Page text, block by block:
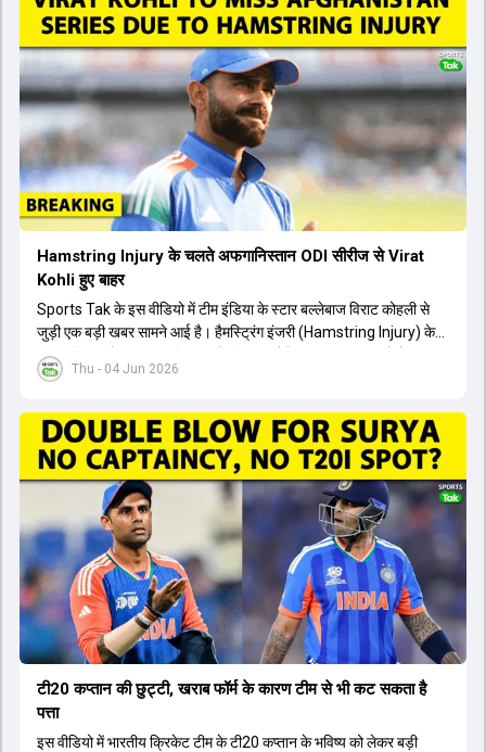
Thu - 04 Jun 2026
Hamstring Injury के चलते अफगानिस्तान ODI सीरीज से Virat
Kohli हुए बाहर
Sports Tak के इस वीडियो में टीम इंडिया के स्टार बल्लेबाज विराट कोहली से
जुड़ी एक बड़ी खबर सामने आई है। हैमस्ट्रिंग इंजरी (Hamstring Injury) के
कारण विराट कोहली अफगानिस्तान के खिलाफ होने वाली आगामी तीन मैचों की
वनडे सीरीज से बाहर हो गए हैं। भारत और अफगानिस्तान के बीच इस वनडे सीरीज
इसके बाद सीरीज के बाकी दो मुकाबले 17 और 20 जून को खेले जाने थे। हाल ही में
खत्म हुए आईपीएल में शानदार प्रदर्शन करने वाले विराट कोहली का इस सीरीज से
बाहर होना भारतीय फैंस के लिए एक बहुत बड़ा झटका है। यह वनडे सीरीज 2027
में होने वाले वर्ल्ड कप की तैयारियों के लिहाज से भी काफी अहम मानी जा रही थी।
फिलहाल यह स्पष्ट नहीं है कि विराट कोहली को इस हैमस्ट्रिंग इंजरी से पूरी तरह से
उबरने में कितना समय लगेगा और उनकी जगह टीम में किस खिलाड़ी को शामिल
किया जाएगा।
टी20 कप्तान की छुट्टी, खराब फॉर्म के कारण टीम से भी कट सकता है
पत्ता
इस वीडियो में भारतीय क्रिकेट टीम के टी20 कप्तान के भविष्य को लेकर बड़ी